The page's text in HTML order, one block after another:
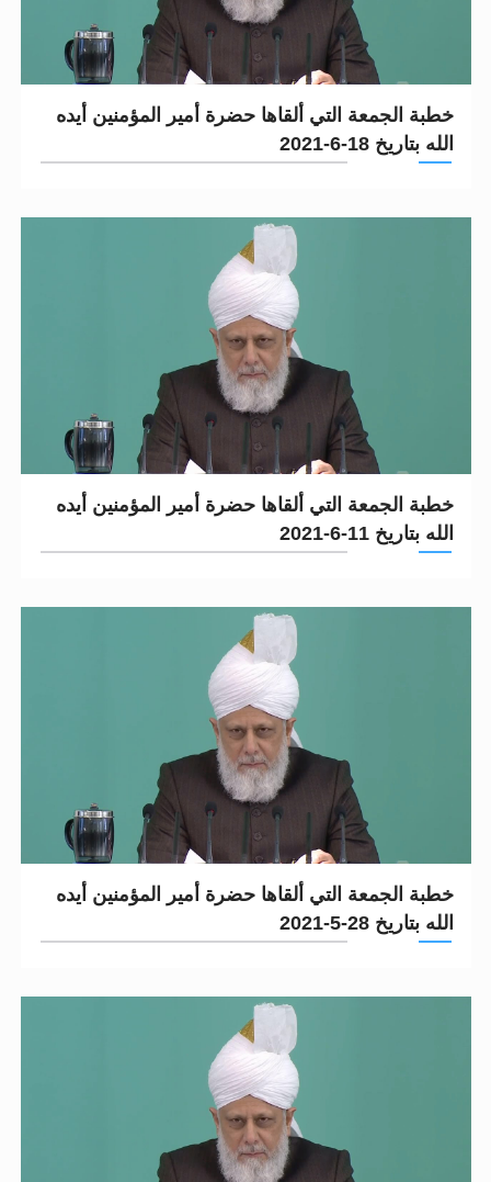
خطبة الجمعة التي ألقاها حضرة أمير المؤمنين أيده
الله بتاريخ 18-6-2021
خطبة الجمعة التي ألقاها حضرة أمير المؤمنين أيده
الله بتاريخ 11-6-2021
خطبة الجمعة التي ألقاها حضرة أمير المؤمنين أيده
الله بتاريخ 28-5-2021